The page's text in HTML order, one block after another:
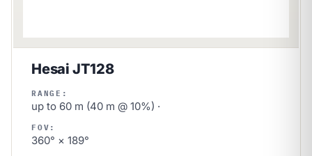
Hesai JT128
RANGE:
up to 60 m (40 m @ 10%) ·
FOV:
360° × 189°